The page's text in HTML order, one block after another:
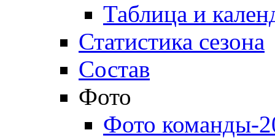
Таблица и
Статистика сезона
Состав
Фото
Фото команды-